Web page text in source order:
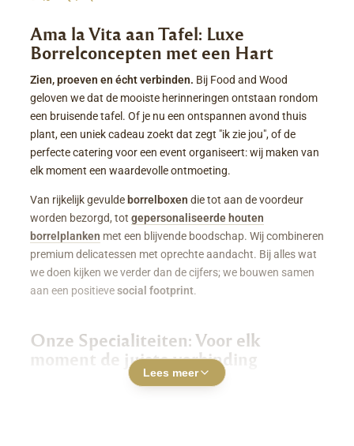
Ama la Vita aan Tafel: Luxe
Borrelconcepten met een Hart
Zien, proeven en écht verbinden. Bij Food and Wood
geloven we dat de mooiste herinneringen ontstaan rondom
een bruisende tafel. Of je nu een ontspannen avond thuis
plant, een uniek cadeau zoekt dat zegt "ik zie jou", of de
perfecte catering voor een event organiseert: wij maken van
elk moment een waardevolle ontmoeting.
Van rijkelijk gevuldeborrelboxen die tot aan de voordeur
worden bezorgd, tot gepersonaliseerde houten
borrelplanken met een blijvende boodschap. Wij combineren
premium delicatessen met oprechte aandacht. Bij alles wat
we doen kijken we verder dan de cijfers; we bouwen samen
aan een positievesocial footprint.
Onze Specialiteiten: Voor elk
moment de juiste verbinding
Luxe Borrelboxen & Borrelpakketten
Lees meer